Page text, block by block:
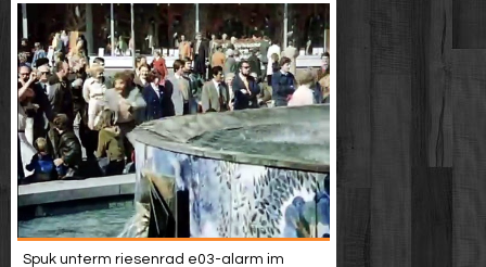
Spuk unterm riesenrad e03-alarm im